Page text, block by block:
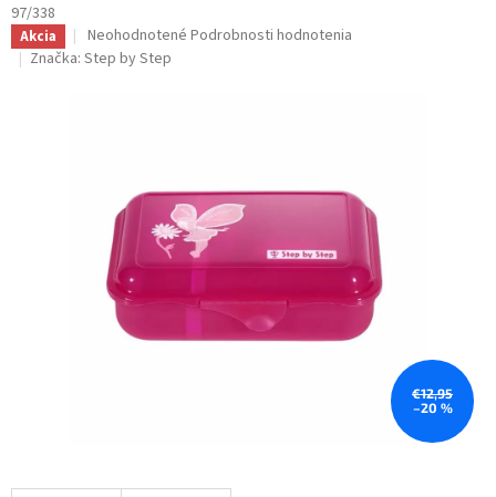
97/338
Akcia
Priemerné
hodnotenie
Neohodnotené Podrobnosti hodnotenia
Značka: Step by Step
€12,95
–20 %